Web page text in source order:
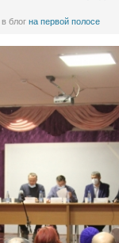
в блог на первой полосе